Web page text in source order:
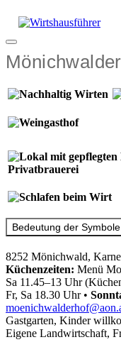
Inhalt
Menü
Bedeutung der Symbole
8252 Mönichwald,
Küchenzeiten: Menü
Sa 11.45–13 Uhr
Fr, Sa 18.30 Uhr•
Gastgarten, Kinder
Eigene Landwirtschaft,